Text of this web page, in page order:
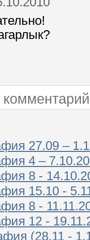
27.09 –
4 –
8 -
15.10 -
8 -
12 -
(28.11 -